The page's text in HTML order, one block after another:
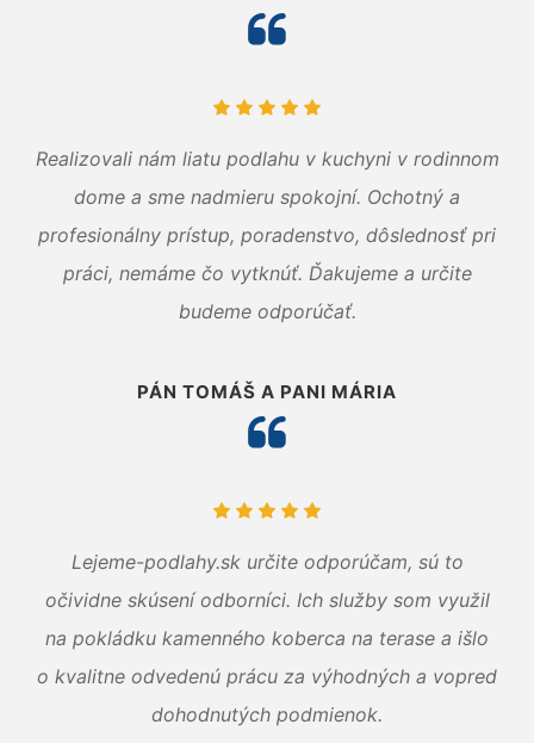
Realizovali nám liatu podlahu v kuchyni v rodinnom
dome a sme nadmieru spokojní. Ochotný a
profesionálny prístup, poradenstvo, dôslednosť pri
práci, nemáme čo vytknúť. Ďakujeme a určite
budeme odporúčať.
PÁN TOMÁŠ A PANI MÁRIA
Lejeme-podlahy.sk určite odporúčam, sú to
očividne skúsení odborníci. Ich služby som využil
na pokládku kamenného koberca na terase a išlo
o kvalitne odvedenú prácu za výhodných a vopred
dohodnutých podmienok.